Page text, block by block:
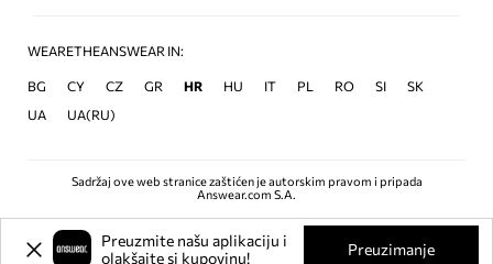
WEARETHEANSWEAR IN:
BG CY CZ GR HR HU IT PL RO SI
SK
UA
UA(RU)
Sadržaj ove web stranice zaštićen je autorskim pravom i pripada
Answear.com S.A.
Preuzmite našu aplikaciju i
olakšajte si kupovinu!
Preuzimanje